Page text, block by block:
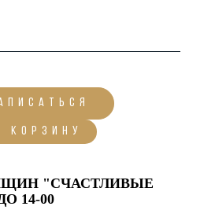
корзину
"СЧАСТЛИВЫЕ
14-00